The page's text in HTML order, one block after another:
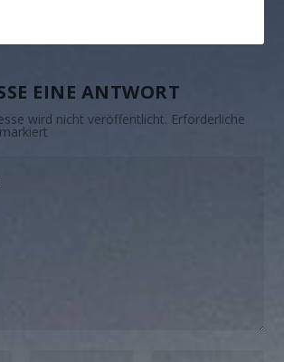
EINE ANTWORT
wird nicht veröffentlicht. Erforderliche
markiert